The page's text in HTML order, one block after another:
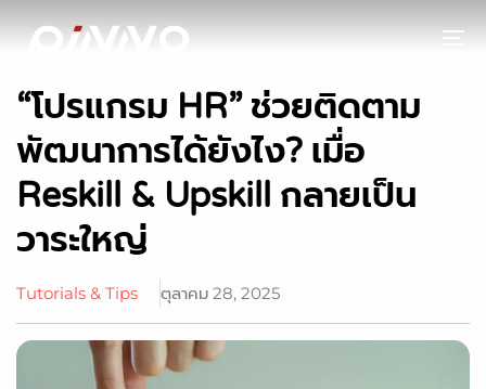
“โปรแกรม HR” ช่วยติดตาม
พัฒนาการได้ยังไง? เมื่อ
Reskill & Upskill กลายเป็น
วาระใหญ่
Tutorials & Tips ตุลาคม 28, 2025